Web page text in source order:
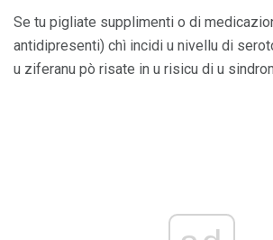
Se tu pigliate supplimenti o di
antidipresenti) chì incidi u nivellu di
u ziferanu pò risate in u risicu di u